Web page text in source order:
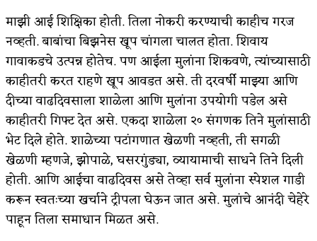
माझी आई शिक्षिका होती. तिला नोकरी करण्याची काहीच गरज
नव्हती. बाबांचा बिझनेस खूप चांगला चालत होता. शिवाय
गावाकडचे उत्पन्न होतेच. पण आईला मुलांना शिकवणे, त्यांच्यासाठी
काहीतरी करत राहणे खूप आवडत असे. ती दरवर्षी माझ्या आणि
दीच्या वाढदिवसाला शाळेला आणि मुलांना उपयोगी पडेल असे
काहीतरी गिफ्ट देत असे. एकदा शाळेला २० संगणक तिने मुलांसाठी
भेट दिले होते. शाळेच्या पटांगणात खेळणी नव्हती, ती सगळी
खेळणी म्हणजे, झोपाळे, घसरगुंड्या, व्यायामाची साधने तिने दिली
होती. आणि आईचा वाढदिवस असे तेव्हा सर्व मुलांना स्पेशल गाडी
करून स्वतःच्या खर्चाने ट्रीपला घेऊन जात असे. मुलांचे आनंदी चेहेरे
पाहून तिला समाधान मिळत असे.